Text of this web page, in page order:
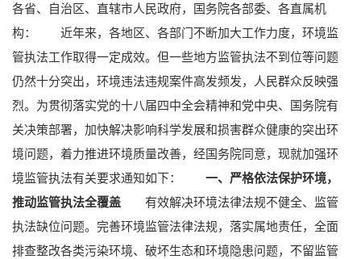
各省、自治区、直辖市人民政府，国务院各部委、各直属机
构：
近年来，各地区、各部门不断加大工作力度，环境监
管执法工作取得一定成效。但一些地方监管执法不到位等问题
仍然十分突出，环境违法违规案件高发频发，人民群众反映强
烈。为贯彻落实党的十八届四中全会精神和党中央、国务院有
关决策部署，加快解决影响科学发展和损害群众健康的突出环
境问题，着力推进环境质量改善，经国务院同意，现就加强环
境监管执法有关要求通知如下：
一、严格依法保护环境，
推动监管执法全覆盖 有效解决环境法律法规不健全、监管
执法缺位问题。完善环境监管法律法规，落实属地责任，全面
排查整改各类污染环境、破坏生态和环境隐患问题，不留监管